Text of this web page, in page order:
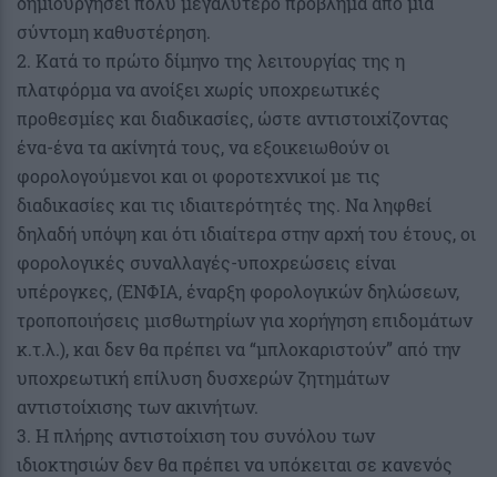
σύντομη καθυστέρηση.
2. Κατά το πρώτο δίμηνο της λειτουργίας της η
πλατφόρμα να ανοίξει χωρίς υποχρεωτικές
προθεσμίες και διαδικασίες, ώστε αντιστοιχίζοντας
ένα-ένα τα ακίνητά τους, να εξοικειωθούν οι
φορολογούμενοι και οι φοροτεχνικοί με τις
διαδικασίες και τις ιδιαιτερότητές της. Να ληφθεί
δηλαδή υπόψη και ότι ιδιαίτερα στην αρχή του έτους, οι
φορολογικές συναλλαγές-υποχρεώσεις είναι
υπέρογκες, (ΕΝΦΙΑ, έναρξη φορολογικών δηλώσεων,
τροποποιήσεις μισθωτηρίων για χορήγηση επιδομάτων
κ.τ.λ.), και δεν θα πρέπει να “μπλοκαριστούν” από την
υποχρεωτική επίλυση δυσχερών ζητημάτων
αντιστοίχισης των ακινήτων.
3. Η πλήρης αντιστοίχιση του συνόλου των
ιδιοκτησιών δεν θα πρέπει να υπόκειται σε κανενός